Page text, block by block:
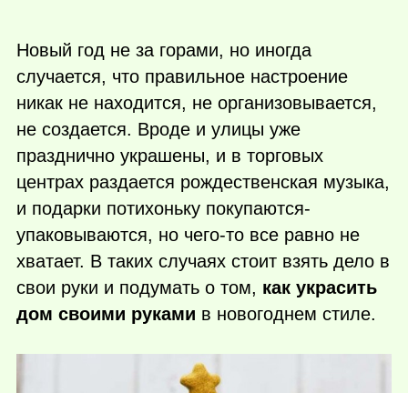
Новый год не за горами, но иногда
случается, что правильное настроение
никак не находится, не организовывается,
не создается. Вроде и улицы уже
празднично украшены, и в торговых
центрах раздается рождественская музыка,
и подарки потихоньку покупаются-
упаковываются, но чего-то все равно не
хватает. В таких случаях стоит взять дело в
свои руки и подумать о том, как украсить
дом своими руками в новогоднем стиле.